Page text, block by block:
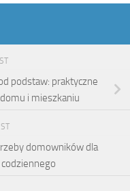
podstaw: praktyczne
i mieszkaniu
domowników dla